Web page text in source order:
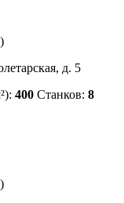
д. 5
400 Станков: 8